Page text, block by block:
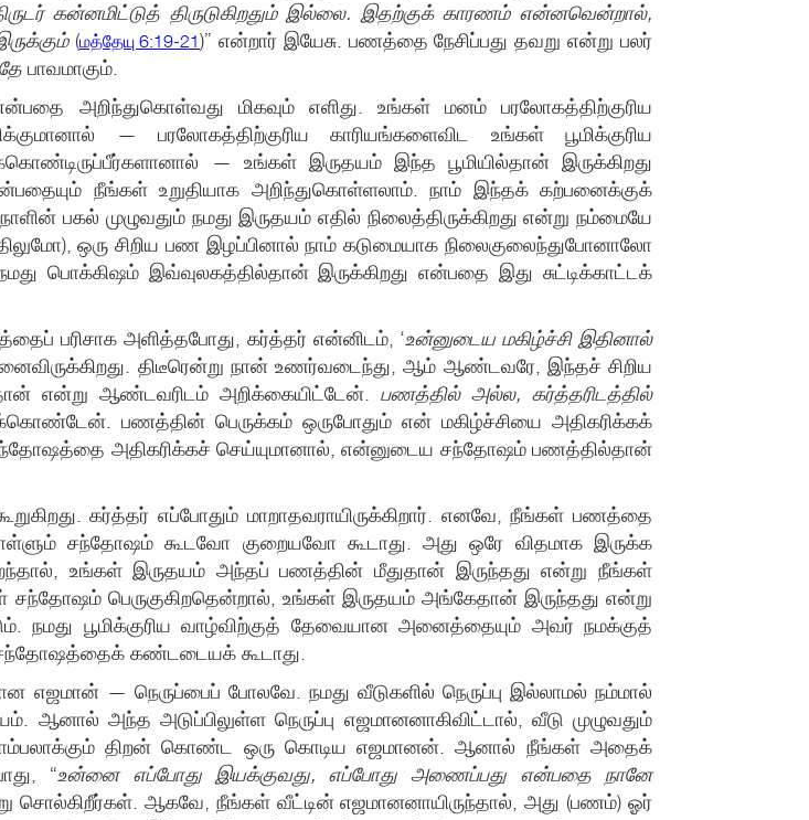
கன்னமிட்டுத் திருடுகிறதும் இல்லை. இதற்குக் காரணம் என்னவென்றால்,
(மத்தேயு 6:19-21)” என்றார் இயேசு. பணத்தை நேசிப்பது தவறு என்று பலர்
பாவமாகும்.
அறிந்துகொள்வது மிகவும் எளிது. உங்கள் மனம் பரலோகத்திற்குரிய
— பரலோகத்திற்குரிய காரியங்களைவிட உங்கள் பூமிக்குரிய
— உங்கள் இருதயம் இந்த பூமியில்தான் இருக்கிறது
நீங்கள் உறுதியாக அறிந்துகொள்ளலாம். நாம் இந்தக் கற்பனைக்குக்
பகல் முழுவதும் நமது இருதயம் எதில் நிலைத்திருக்கிறது என்று நம்மையே
ஒரு சிறிய பண இழப்பினால் நாம் கடுமையாக நிலைகுலைந்துபோனாலோ
பொக்கிஷம் இவ்வுலகத்தில்தான் இருக்கிறது என்பதை இது சுட்டிக்காட்டக்
பரிசாக அளித்தபோது, ​​கர்த்தர் என்னிடம், ‘உன்னுடைய மகிழ்ச்சி இதினால்
திடீரென்று நான் உணர்வடைந்து, ஆம் ஆண்டவரே, இந்தச் சிறிய
என்று ஆண்டவரிடம் அறிக்கையிட்டேன். பணத்தில் அல்ல, கர்த்தரிடத்தில்
பணத்தின் பெருக்கம் ஒருபோதும் என் மகிழ்ச்சியை அதிகரிக்கக்
அதிகரிக்கச் செய்யுமானால், என்னுடைய சந்தோஷம் பணத்தில்தான்
கர்த்தர் எப்போதும் மாறாதவராயிருக்கிறார். எனவே, நீங்கள் பணத்தை
சந்தோஷம் கூடவோ குறையவோ கூடாது. அது ஒரே விதமாக இருக்க
உங்கள் இருதயம் அந்தப் பணத்தின் மீதுதான் இருந்தது என்று நீங்கள்
சந்தோஷம் பெருகுகிறதென்றால், உங்கள் இருதயம் அங்கேதான் இருந்தது என்று
நமது பூமிக்குரிய வாழ்விற்குத் தேவையான அனைத்தையும் அவர் நமக்குத்
சந்தோஷத்தைக் கண்டடையக் கூடாது.
— நெருப்பைப் போலவே. நமது வீடுகளில் நெருப்பு இல்லாமல் நம்மால்
ஆனால் அந்த அடுப்பிலுள்ள நெருப்பு எஜமானனாகிவிட்டால், வீடு முழுவதும்
சாம்பலாக்கும் திறன் கொண்ட ஒரு கொடிய எஜமானன். ஆனால் நீங்கள் அதைக்
​​“உன்னை எப்போது இயக்குவது, எப்போது அணைப்பது என்பதை நானே
சொல்கிறீர்கள். ஆகவே, நீங்கள் வீட்டின் எஜமானனாயிருந்தால், அது (பணம்) ஓர்